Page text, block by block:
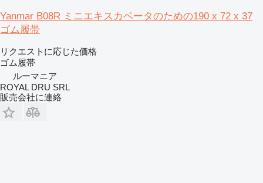
Yanmar B08R ミニエキスカベータのための190 x 72 x 37
ゴム履帯
リクエストに応じた価格
ゴム履帯
ルーマニア
ROYAL DRU SRL
販売会社に連絡